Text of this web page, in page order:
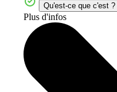
Qu'est-ce que c'est ?
Plus d'infos